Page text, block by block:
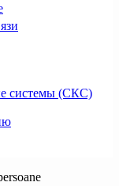
системы (СКС)